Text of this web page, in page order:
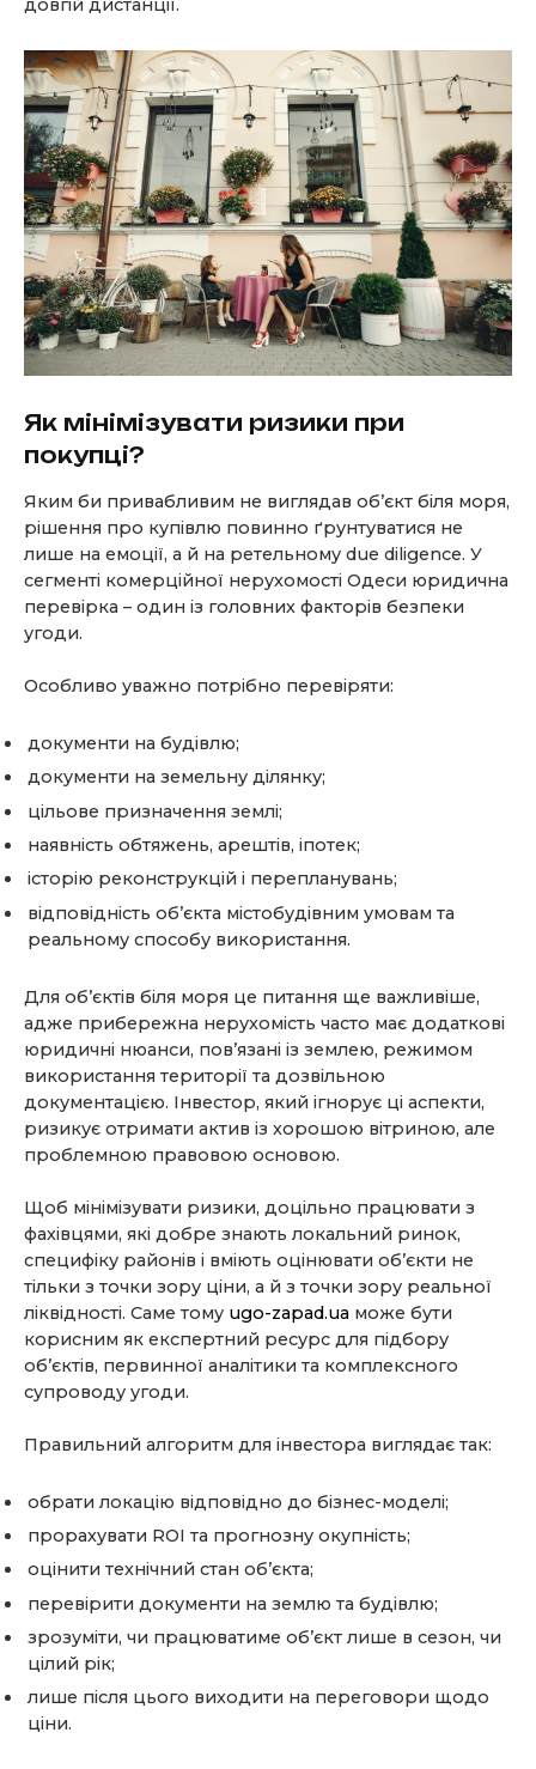
довгій дистанції.
Як мінімізувати ризики при
покупці?
Яким би привабливим не виглядав об’єкт біля моря,
рішення про купівлю повинно ґрунтуватися не
лише на емоції, а й на ретельному due diligence. У
сегменті комерційної нерухомості Одеси юридична
перевірка – один із головних факторів безпеки
угоди.
Особливо уважно потрібно перевіряти:
документи на будівлю;
документи на земельну ділянку;
цільове призначення землі;
наявність обтяжень, арештів, іпотек;
історію реконструкцій і перепланувань;
відповідність об’єкта містобудівним умовам та
реальному способу використання.
Для об’єктів біля моря це питання ще важливіше,
адже прибережна нерухомість часто має додаткові
юридичні нюанси, пов’язані із землею, режимом
використання території та дозвільною
документацією. Інвестор, який ігнорує ці аспекти,
ризикує отримати актив із хорошою вітриною, але
проблемною правовою основою.
Щоб мінімізувати ризики, доцільно працювати з
фахівцями, які добре знають локальний ринок,
специфіку районів і вміють оцінювати об’єкти не
тільки з точки зору ціни, а й з точки зору реальної
ліквідності. Саме тому ugo-zapad.ua може бути
корисним як експертний ресурс для підбору
об’єктів, первинної аналітики та комплексного
супроводу угоди.
Правильний алгоритм для інвестора виглядає так:
обрати локацію відповідно до бізнес-моделі;
прорахувати ROI та прогнозну окупність;
оцінити технічний стан об’єкта;
перевірити документи на землю та будівлю;
зрозуміти, чи працюватиме об’єкт лише в сезон, чи
цілий рік;
лише після цього виходити на переговори щодо
ціни.